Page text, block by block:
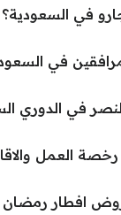
في السعودية؟
في
في الدوري
العمل
رمضان 1446 الدمام